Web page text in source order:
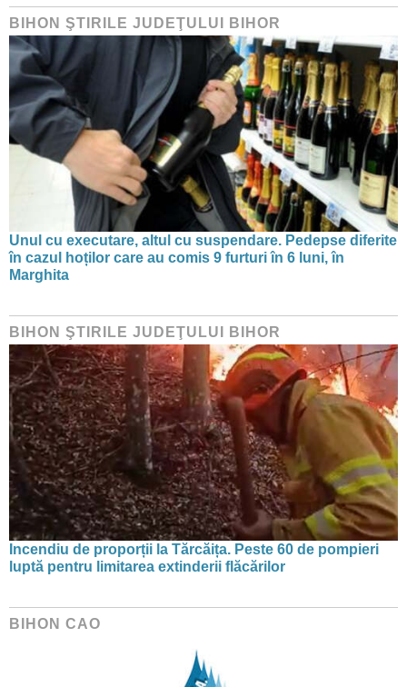
BIHON ŞTIRILE JUDEŢULUI BIHOR
Unul cu executare, altul cu suspendare. Pedepse diferite
în cazul hoților care au comis 9 furturi în 6 luni, în
Marghita
BIHON ŞTIRILE JUDEŢULUI BIHOR
Incendiu de proporții la Tărcăița. Peste 60 de pompieri
luptă pentru limitarea extinderii flăcărilor
BIHON CAO